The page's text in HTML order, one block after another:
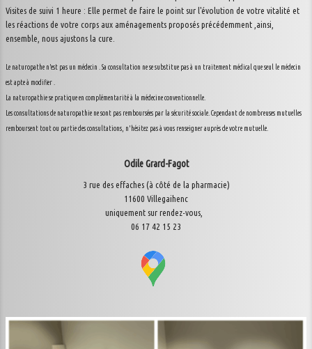
Visites de suivi 1 heure : Elle permet de faire le point sur l'évolution de votre vitalité et
les réactions de votre corps aux aménagements proposés précédemment ,ainsi,
ensemble, nous ajustons la cure.
Le naturopathe n'est pas un médecin . Sa consultation ne se substitue pas à un traitement médical que seul le médecin
est apte à modifier .
La naturopathie se pratique en complémentarité à la médecine conventionnelle.
Les consultations de naturopathie ne sont pas remboursées par la sécurité sociale. Cependant de nombreuses mutuelles
remboursent tout ou partie des consultations, n'hésitez pas à vous renseigner auprès de votre mutuelle.
Odile Grard-Fagot
3 rue des effaches (à côté de la pharmacie)
11600 Villegaihenc
uniquement sur rendez-vous,
06 17 42 15 23